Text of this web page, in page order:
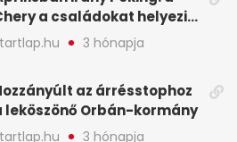
a családokat helyezi
mobilitási
programja középpontjába
3 hónapja
az árrésstophoz
leköszönő Orbán-kormány
3 hónapja